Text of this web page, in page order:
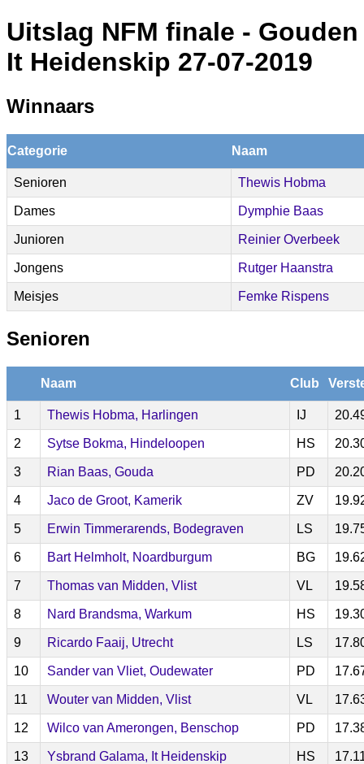
Uitslag NFM finale -
It Heidenskip 27-07-2019
Winnaars
Categorie Naam
Senioren Thewis Hobma
Dames Dymphie Baas
Junioren Reinier Overbeek
Jongens Rutger Haanstra
Meisjes Femke Rispens
Senioren
Naam Club
1 Thewis Hobma, Harlingen IJ
2 Sytse Bokma, Hindeloopen HS
3 Rian Baas, Gouda PD
4 Jaco de Groot, Kamerik ZV
5 Erwin Timmerarends, Bodegraven LS
6 Bart Helmholt, Noardburgum BG
7 Thomas van Midden, Vlist VL
8 Nard Brandsma, Warkum HS
9 Ricardo Faaij, Utrecht LS
10 Sander van Vliet, Oudewater PD
11 Wouter van Midden, Vlist VL
12 Wilco van Amerongen, Benschop PD
13 Ysbrand Galama, It Heidenskip HS